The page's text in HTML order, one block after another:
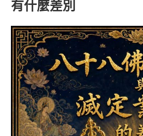
有什麼差別